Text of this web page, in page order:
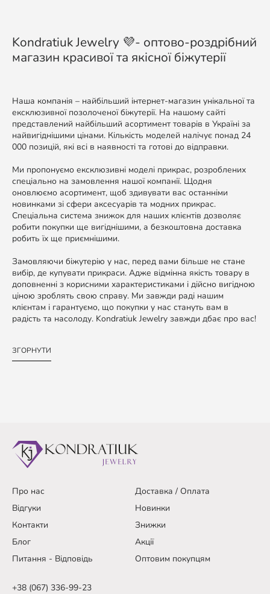
Kondratiuk Jewelry 💜- оптово-роздрібний
магазин красивої та якісної біжутерії
Наша компанія – найбільший інтернет-магазин унікальної та
ексклюзивної позолоченої біжутерії. На нашому сайті
представлений найбільший асортимент товарів в Україні за
найвигіднішими цінами. Кількість моделей налічує понад 24
000 позицій, які всі в наявності та готові до відправки.
Ми пропонуємо ексклюзивні моделі прикрас, розроблених
спеціально на замовлення нашої компанії. Щодня
оновлюємо асортимент, щоб здивувати вас останніми
новинками зі сфери аксесуарів та модних прикрас.
Спеціальна система знижок для наших клієнтів дозволяє
робити покупки ще вигіднішими, а безкоштовна доставка
робить їх ще приємнішими.
Замовляючи біжутерію у нас, перед вами більше не стане
вибір, де купувати прикраси. Адже відмінна якість товару в
доповненні з корисними характеристиками і дійсно вигідною
ціною зроблять свою справу. Ми завжди раді нашим
клієнтам і гарантуємо, що покупки у нас стануть вам в
радість та насолоду. Kondratiuk Jewelry завжди дбає про вас!
ЗГОРНУТИ
Про нас
Доставка / Оплата
Відгуки
Новинки
Контакти
Знижки
Блог
Акції
Питання - Відповідь
Оптовим покупцям
+38 (067) 336-99-23